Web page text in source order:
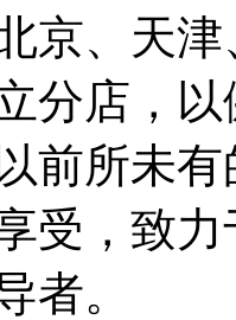
京、天
分店，
前所未
受，致
者。